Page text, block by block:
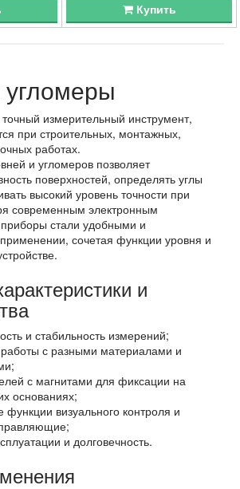
Купить
измерительный инструмент,
при строительных, монтажных,
работах.
и угломеров позволяет
поверхностей, определять углы
высокий уровень точности при
современным электронным
стали удобными и
сочетая функции уровня и
и
и стабильность измерений;
с разными материалами и
с магнитами для фиксации на
основаниях;
визуального контроля и
и долговечность.